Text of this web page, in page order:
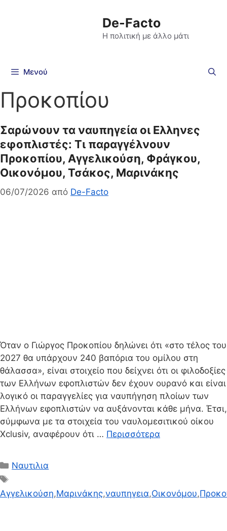
De-Facto
Η πολιτική με άλλο μάτι
Μενού
Προκοπίου
Σαρώνουν τα ναυπηγεία οι Ελληνες
εφοπλιστές: Τι παραγγέλνουν
Προκοπίου, Αγγελικούση, Φράγκου,
Οικονόμου, Τσάκος, Μαρινάκης
06/07/2026 από De-Facto
Όταν ο Γιώργος Προκοπίου δηλώνει ότι «στο τέλος του
2027 θα υπάρχουν 240 βαπόρια του ομίλου στη
θάλασσα», είναι στοιχείο που δείχνει ότι οι φιλοδοξίες
των Ελλήνων εφοπλιστών δεν έχουν ουρανό και είναι
λογικό οι παραγγελίες για ναυπήγηση πλοίων των
Ελλήνων εφοπλιστών να αυξάνονται κάθε μήνα. Έτσι,
σύμφωνα με τα στοιχεία του ναυλομεσιτικού οίκου
Xclusiv, αναφέρουν ότι … Περισσότερα
Κατηγορίες
Ναυτιλια
Αγγελικούση,Μαρινάκης,ναυπηγεια,Οικονόμου,